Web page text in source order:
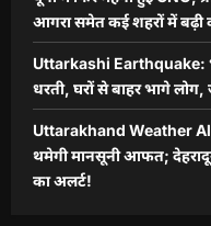
आगरा समेत कई शहरों में बढ़ी
Uttarkashi Earthquake:
धरती, घरों से बाहर भागे लोग,
Uttarakhand Weather
थमेगी मानसूनी आफत;
का अलर्ट!